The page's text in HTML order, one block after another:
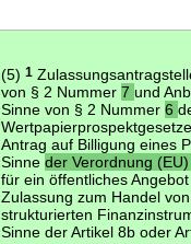
(5)1
von § 2 Nummer7und
Sinne von § 2 Nummer6
Antrag auf Billigung eines
Sinneder Verordnung
für ein öffentliches
Zulassung zum Handel von
strukturierten
Sinne der Artikel 8b oder